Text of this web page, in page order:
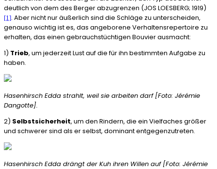
deutlich von dem des Berger abzugrenzen (JOS LOESBERG; 1919)
[1]. Aber nicht nur äußerlich sind die Schläge zu unterscheiden,
genauso wichtig ist es, das angeborene Verhaltensrepertoire zu
erhalten, das einen gebrauchstüchtigen Bouvier ausmacht:
1) Trieb, um jederzeit Lust auf die für ihn bestimmten Aufgabe zu
haben.
Hasenhirsch Edda strahlt, weil sie arbeiten darf [Foto: Jérémie
Dangotte].
2) Selbstsicherheit, um den Rindern, die ein Vielfaches größer
und schwerer sind als er selbst, dominant entgegenzutreten.
Hasenhirsch Edda drängt der Kuh ihren Willen auf [Foto: Jérémie